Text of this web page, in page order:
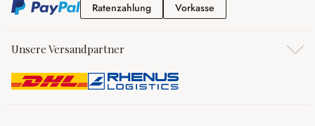
RatenzahlungRatenzahlung
Vorkasse
Unsere Versandpartner